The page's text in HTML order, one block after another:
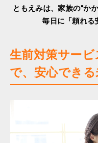
ともえみは、家族の“か
毎日に「頼れる
生前対策サー
で、安心できる